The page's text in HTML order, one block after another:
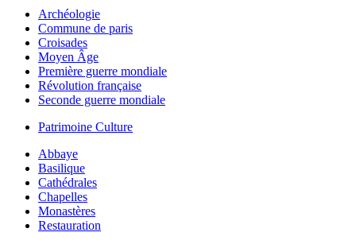
Archéologie
Commune de paris
Croisades
Moyen Âge
Première guerre mondiale
Révolution française
Seconde guerre mondiale
Patrimoine Culture
Abbaye
Basilique
Cathédrales
Chapelles
Monastères
Restauration